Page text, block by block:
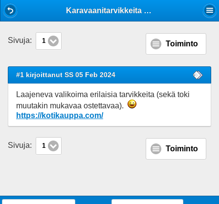
Karavaanitarvikkeita suomalaisesta verkkokaupasta
Sivuja: 1 Toiminto
#1 kirjoittanut SS 05 Feb 2024
Laajeneva valikoima erilaisia tarvikkeita (sekä toki
muutakin mukavaa ostettavaa).
https://kotikauppa.com/
Sivuja: 1 Toiminto